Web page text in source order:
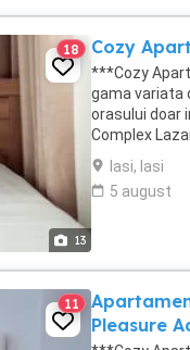
13
18 Cozy
***Cozy
gama variata
orasului doar
Complex
Residence;
Iasi, Iasi
5 august
11
Pleasure